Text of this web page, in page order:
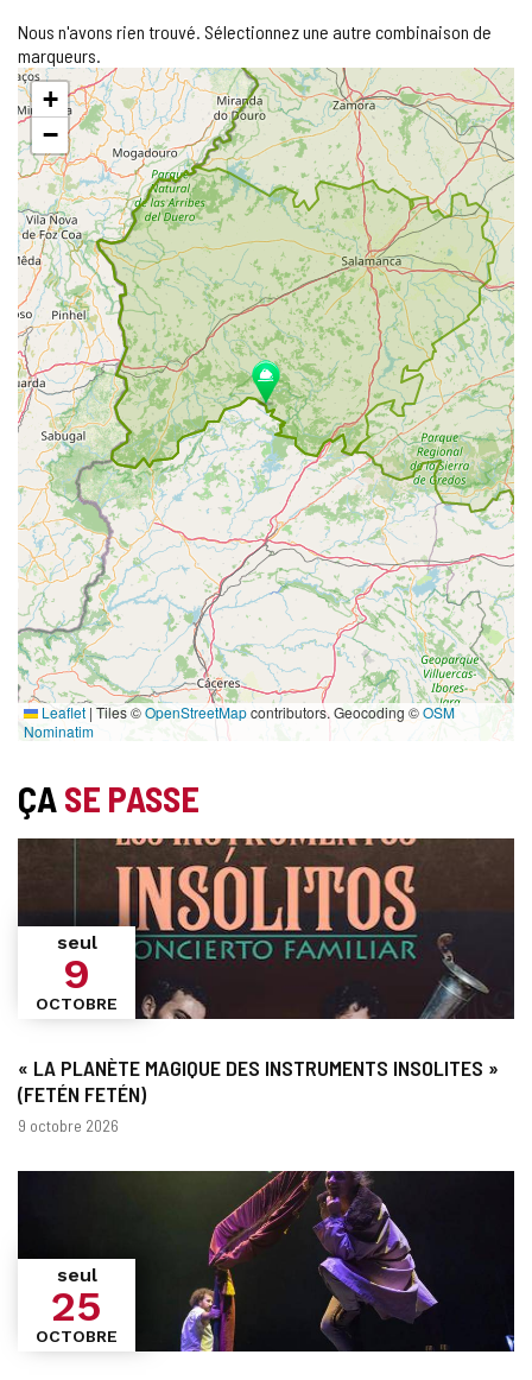
Nous n'avons rien trouvé. Sélectionnez une autre combinaison de
marqueurs.
Sauter
la
carte
+
−
Leaflet | Tiles ©OpenStreetMapcontributors. Geocoding ©OSM
Nominatim
ÇASE PASSE
« LA PLANÈTE MAGIQUE DES INSTRUMENTS INSOLITES »
(FETÉN FETÉN)
seul
9
OCTOBRE
Dates
9 octobre 2026
seul
25
OCTOBRE